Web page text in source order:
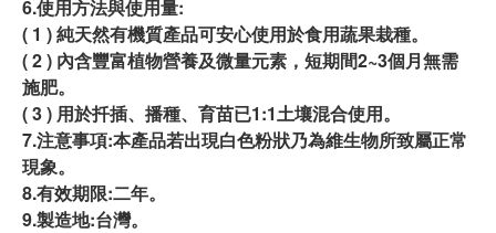
6.使用方法與使用量:
( 1 ) 純天然有機質產品可安心使用於食用蔬果栽種。
( 2 ) 內含豐富植物營養及微量元素，短期間2~3個月無需
施肥。
( 3 ) 用於扦插、播種、育苗已1:1土壤混合使用。
7.注意事項:本產品若出現白色粉狀乃為維生物所致屬正常
現象。
8.有效期限:二年。
9.製造地:台灣。